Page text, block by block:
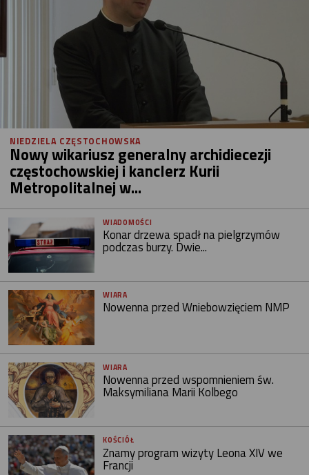
NIEDZIELA CZĘSTOCHOWSKA
Nowy wikariusz generalny archidiecezji
częstochowskiej i kanclerz Kurii
Metropolitalnej w...
WIADOMOŚCI
Konar drzewa spadł na pielgrzymów
podczas burzy. Dwie...
WIARA
Nowenna przed Wniebowzięciem NMP
WIARA
Nowenna przed wspomnieniem św.
Maksymiliana Marii Kolbego
KOŚCIÓŁ
Znamy program wizyty Leona XIV we
Francji